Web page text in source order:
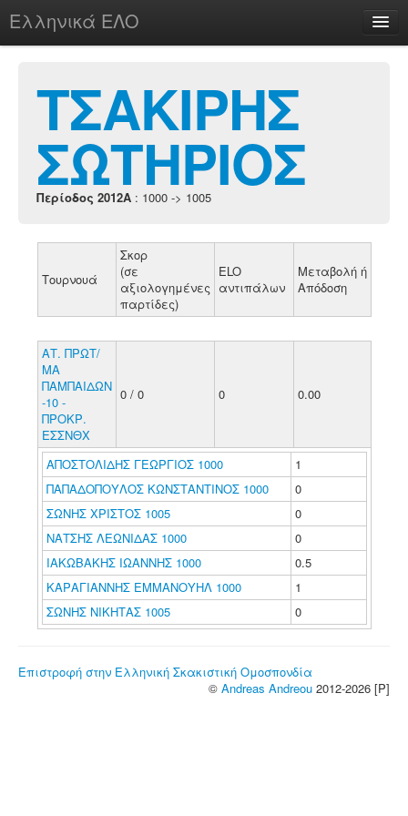
Ελληνικά ΕΛΟ
chesstu.be @ discord
Login
ΤΣΑΚΙΡΗΣ
ΣΩΤΗΡΙΟΣ
Περίοδος 2012A : 1000 -> 1005
Τουρνουά
Σκορ
(σε
αξιολογημένες
παρτίδες)
ELO
αντιπάλων
Μεταβολή ή
Απόδοση
ΑΤ. ΠΡΩΤ/
ΜΑ
ΠΑΜΠΑΙΔΩΝ
-10 -
ΠΡΟΚΡ.
ΕΣΣΝΘΧ
0 / 0 0 0.00
ΑΠΟΣΤΟΛΙΔΗΣ ΓΕΩΡΓΙΟΣ 1000
1
ΠΑΠΑΔΟΠΟΥΛΟΣ ΚΩΝΣΤΑΝΤΙΝΟΣ 1000
0
ΣΩΝΗΣ ΧΡΙΣΤΟΣ 1005
0
ΝΑΤΣΗΣ ΛΕΩΝΙΔΑΣ 1000
0
ΙΑΚΩΒΑΚΗΣ ΙΩΑΝΝΗΣ 1000
0.5
ΚΑΡΑΓΙΑΝΝΗΣ ΕΜΜΑΝΟΥΗΛ 1000
1
ΣΩΝΗΣ ΝΙΚΗΤΑΣ 1005
0
Επιστροφή στην Ελληνική Σκακιστική Ομοσπονδία
© Andreas Andreou 2012-2026 [P]